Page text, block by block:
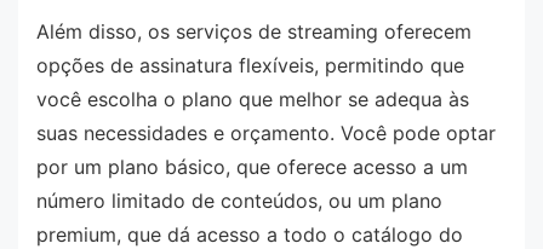
Além disso, os serviços de streaming oferecem
opções de assinatura flexíveis, permitindo que
você escolha o plano que melhor se adequa às
suas necessidades e orçamento. Você pode optar
por um plano básico, que oferece acesso a um
número limitado de conteúdos, ou um plano
premium, que dá acesso a todo o catálogo do